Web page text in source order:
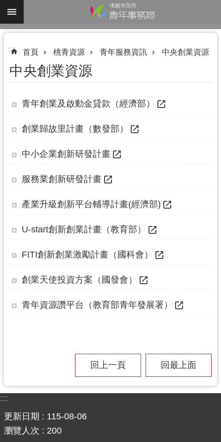
跳到主要內容區塊
進
階
搜
尋
認
我
業
資
息
民
源
地
介
::: 首頁 桃青資源 青年服務資訊 中央創業資源
中央創業資源
青年創業及啟動金貸款（經濟部）
創業歸故里計畫（數發部）
中小企業創新研發計畫
服務業創新研發計畫
產業升級創新平台輔導計畫(經濟部)
U-start創新創業計畫（教育部）
FITI創新創業激勵計畫（國科會）
創業天使投資方案（國發會）
青年資源讚平台（教育部青年發展署）
回上一頁 回最上面
:::
更新日期
115-08-06
瀏覽人次
200